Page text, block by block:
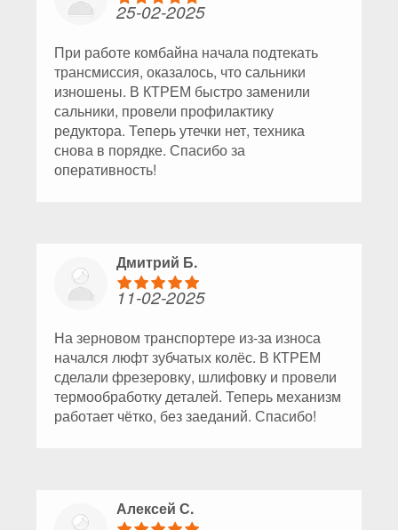
25-02-2025
При работе комбайна начала подтекать
трансмиссия, оказалось, что сальники
изношены. В КТРЕМ быстро заменили
сальники, провели профилактику
редуктора. Теперь утечки нет, техника
снова в порядке. Спасибо за
оперативность!
Дмитрий Б.
11-02-2025
На зерновом транспортере из-за износа
начался люфт зубчатых колёс. В КТРЕМ
сделали фрезеровку, шлифовку и провели
термообработку деталей. Теперь механизм
работает чётко, без заеданий. Спасибо!
Алексей С.